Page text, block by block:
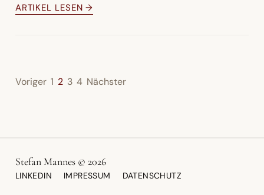
ARTIKEL LESEN →
Voriger 1 2 3 4 Nächster
Stefan Mannes © 2026
LINKEDIN IMPRESSUM DATENSCHUTZ